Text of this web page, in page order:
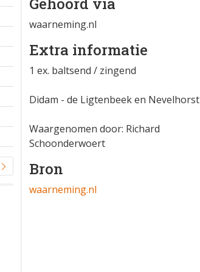
waarneming.nl
Extra informatie
1 ex. baltsend / zingend
Didam - de Ligtenbeek en Nevelhorst
Waargenomen door: Richard
Schoonderwoert
Bron
waarneming.nl